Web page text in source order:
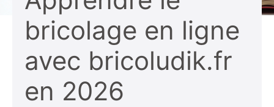
bricolage en ligne
avec bricoludik.fr
en 2026